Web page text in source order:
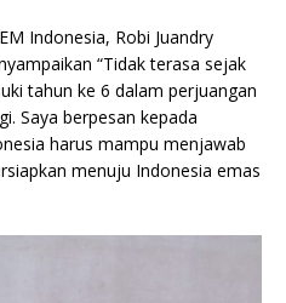
Indonesia, Robi Juandry
“Tidak terasa sejak
tahun ke 6 dalam perjuangan
Saya berpesan kepada
harus mampu menjawab
menuju Indonesia emas